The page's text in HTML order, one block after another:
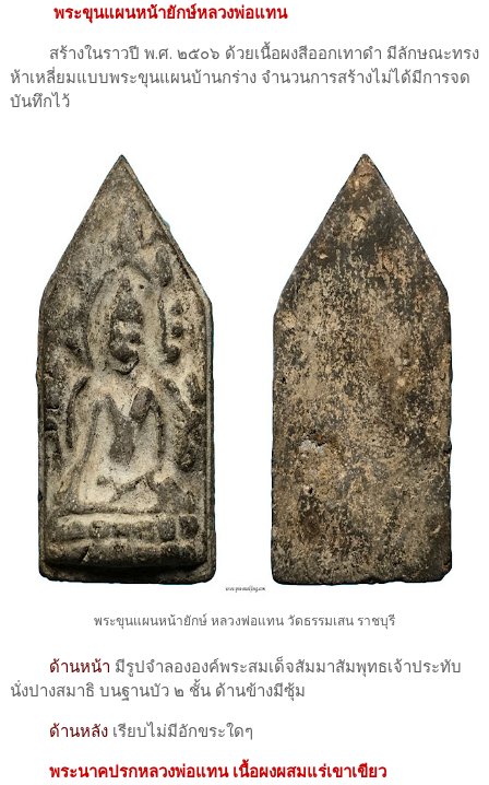
พระขุนแผนหน้ายักษ์หลวงพ่อแทน
สร้างในราวปี พ.ศ. ๒๕๐๖ ด้วยเนื้อผงสีออกเทาดำ มีลักษณะทรง
ห้าเหลี่ยมแบบพระขุนแผนบ้านกร่าง จำนวนการสร้างไม่ได้มีการจด
บันทึกไว้
พระขุนแผนหน้ายักษ์ หลวงพ่อแทน วัดธรรมเสน ราชบุรี
ด้านหน้า มีรูปจำลององค์พระสมเด็จสัมมาสัมพุทธเจ้าประทับ
นั่งปางสมาธิ บนฐานบัว ๒ ชั้น ด้านข้างมีซุ้ม
ด้านหลังเรียบไม่มีอักขระใดๆ
พระนาคปรกหลวงพ่อแทน เนื้อผงผสมแร่เขาเขียว